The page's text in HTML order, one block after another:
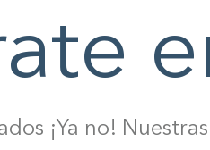
¡Ya no!